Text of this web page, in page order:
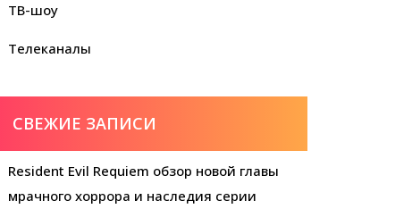
ТВ-шоу
Телеканалы
СВЕЖИЕ ЗАПИСИ
Resident Evil Requiem обзор новой главы
мрачного хоррора и наследия серии